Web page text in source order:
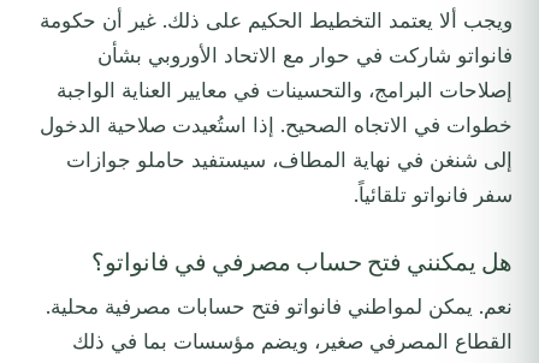
ويجب ألا يعتمد التخطيط الحكيم على ذلك. غير أن حكومة
فانواتو شاركت في حوار مع الاتحاد الأوروبي بشأن
إصلاحات البرامج، والتحسينات في معايير العناية الواجبة
خطوات في الاتجاه الصحيح. إذا استُعيدت صلاحية الدخول
إلى شنغن في نهاية المطاف، سيستفيد حاملو جوازات
سفر فانواتو تلقائياً.
هل يمكنني فتح حساب مصرفي في فانواتو؟
نعم. يمكن لمواطني فانواتو فتح حسابات مصرفية محلية.
القطاع المصرفي صغير، ويضم مؤسسات بما في ذلك